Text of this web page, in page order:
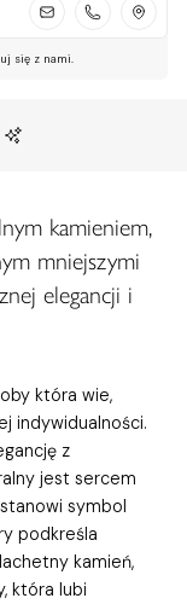
się z nami.
kamieniem,
mniejszymi
elegancji i
która wie,
indywidualności.
z
jest sercem
symbol
podkreśla
kamień,
która lubi